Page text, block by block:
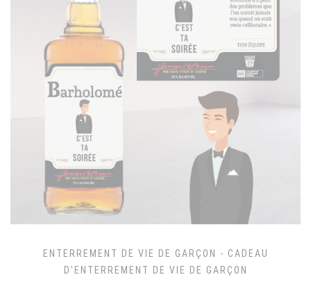
ENTERREMENT DE VIE DE GARÇON - CADEAU
D'ENTERREMENT DE VIE DE GARÇON